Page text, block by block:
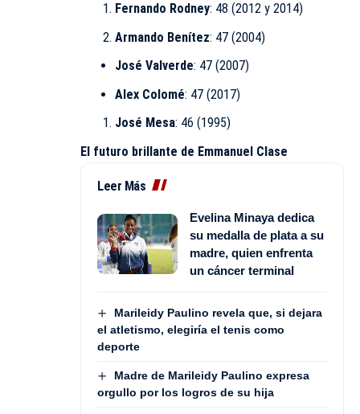
Fernando Rodney: 48 (2012 y 2014)
Armando Benítez: 47 (2004)
José Valverde: 47 (2007)
Alex Colomé: 47 (2017)
José Mesa: 46 (1995)
El futuro brillante de Emmanuel Clase
Leer Más
Evelina Minaya dedica
su medalla de plata a su
madre, quien enfrenta
un cáncer terminal
Marileidy Paulino revela que, si dejara
el atletismo, elegiría el tenis como
deporte
Madre de Marileidy Paulino expresa
orgullo por los logros de su hija